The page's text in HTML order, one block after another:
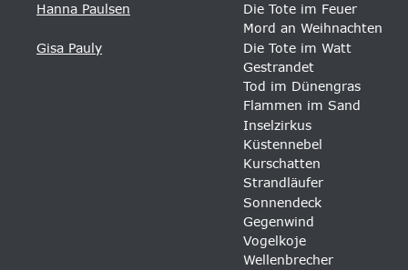
Hanna Paulsen
Die Tote im Feuer
Mord an Weihnachten
Gisa Pauly
Die Tote im Watt
Gestrandet
Tod im Dünengras
Flammen im Sand
Inselzirkus
Küstennebel
Kurschatten
Strandläufer
Sonnendeck
Gegenwind
Vogelkoje
Wellenbrecher